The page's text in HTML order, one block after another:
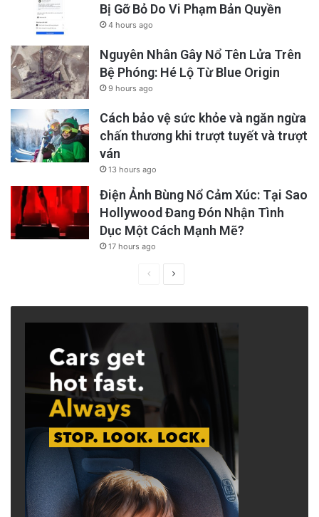
Bị Gỡ Bỏ Do Vi Phạm Bản Quyền
4 hours ago
Nguyên Nhân Gây Nổ Tên Lửa Trên
Bệ Phóng: Hé Lộ Từ Blue Origin
9 hours ago
Cách bảo vệ sức khỏe và ngăn ngừa
chấn thương khi trượt tuyết và trượt
ván
13 hours ago
Điện Ảnh Bùng Nổ Cảm Xúc: Tại Sao
Hollywood Đang Đón Nhận Tình
Dục Một Cách Mạnh Mẽ?
17 hours ago
PreviousNext